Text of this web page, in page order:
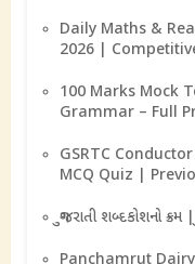
Daily Maths &
2026 |
100 Marks Mock
Grammar – Full
GSRTC
MCQ Quiz |
ગુજરાતી શબ્દકોશનો ક્રમ